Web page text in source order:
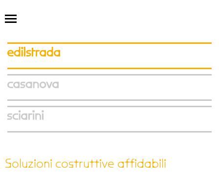
Soluzioni costruttive affidabili